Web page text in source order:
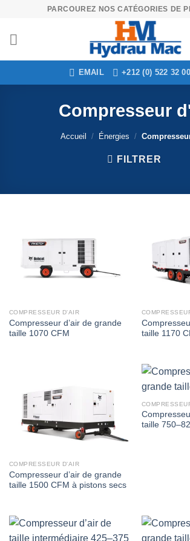
content
PARCOUREZ NOS CATÉGORIES DE
EMAIL +212 (0) 522 32
Compresseur
Accueil / Énergies /
FILTRER
COMPRESSEUR D'AIR
Compresseur d’air de grande
taille 1070 CFM
taille 1170
COMPRESSEUR D'AIR
Compresseur d’air de grande
taille 1500 CFM à pistons secs
taille